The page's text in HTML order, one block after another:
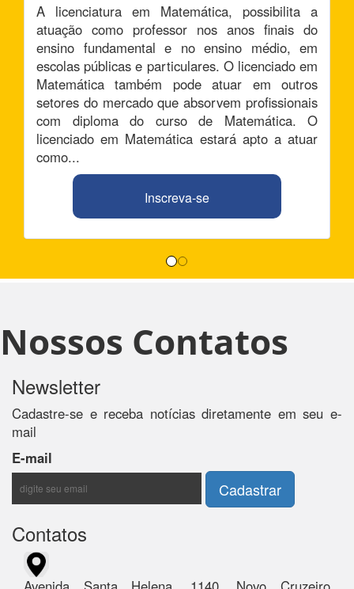
A licenciatura em Matemática, possibilita a
atuação como professor nos anos finais do
ensino fundamental e no ensino médio, em
escolas públicas e particulares. O licenciado em
Matemática também pode atuar em outros
setores do mercado que absorvem profissionais
com diploma do curso de Matemática. O
licenciado em Matemática estará apto a atuar
como...
Inscreva-se
Nossos Contatos
Newsletter
Cadastre-se e receba notícias diretamente em seu e-
mail
E-mail
Contatos